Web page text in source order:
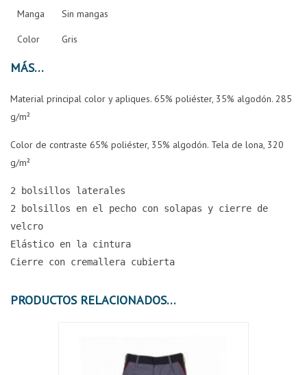
Manga Sin mangas
Color Gris
MÁS
Material principal color y apliques. 65% poliéster, 35% algodón. 285
g/m²
Color de contraste 65% poliéster, 35% algodón. Tela de lona, ​​320
g/m²
2 bolsillos laterales
2 bolsillos en el pecho con solapas y cierre de
velcro
Elástico en la cintura
Cierre con cremallera cubierta
PRODUCTOS RELACIONADOS